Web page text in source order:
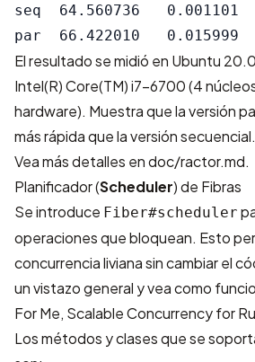
seq  64.560736   0.001101
El resultado se midió en Ubuntu
Intel(R) Core(TM) i7-6700 (4
hardware). Muestra que la versión
más rápida que la versión secuencial.
Vea más detalles endoc/ractor.md.
Planificador (Scheduler) de Fibras
Se introduce Fiber#scheduler
operaciones que bloquean. Esto
concurrencia liviana sin cambiar el
un vistazo general y vea como
For Me, Scalable Concurrency for
Los métodos y clases que se